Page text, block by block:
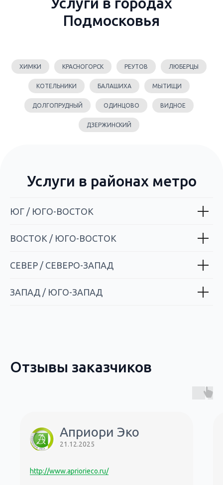
Подмосковья
ХИМКИ КРАСНОГОРСК РЕУТОВ ЛЮБЕРЦЫ
КОТЕЛЬНИКИ БАЛАШИХА МЫТИЩИ
ДОЛГОПРУДНЫЙ ОДИНЦОВО ВИДНОЕ
ДЗЕРЖИНСКИЙ
Услуги в районах метро
ЮГ / ЮГО-ВОСТОК
ВОСТОК / ЮГО-ВОСТОК
СЕВЕР / СЕВЕРО-ЗАПАД
ЗАПАД / ЮГО-ЗАПАД
Отзывы заказчиков
Априори Эко
21.12.2025
http://www.apriorieco.ru/